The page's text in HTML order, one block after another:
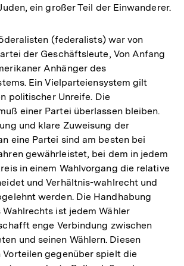
ein großer Teil der Einwanderer.
(federalists) war von
der Geschäftsleute, Von Anfang
Anhänger des
Ein Vielparteiensystem gilt
politischer Unreife. Die
einer Partei überlassen bleiben.
und klare Zuweisung der
eine Partei sind am besten bei
gewährleistet, bei dem in jedem
in einem Wahlvorgang die relative
und Verhältnis-wahlrecht und
werden. Die Handhabung
Wahlrechts ist jedem Wähler
enge Verbindung zwischen
und seinen Wählern. Diesen
gegenüber spielt die